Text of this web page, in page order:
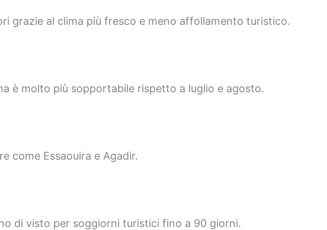
grazie al clima più fresco e meno affollamento turistico.
è molto più sopportabile rispetto a luglio e agosto.
come Essaouira e Agadir.
di visto per soggiorni turistici fino a 90 giorni.